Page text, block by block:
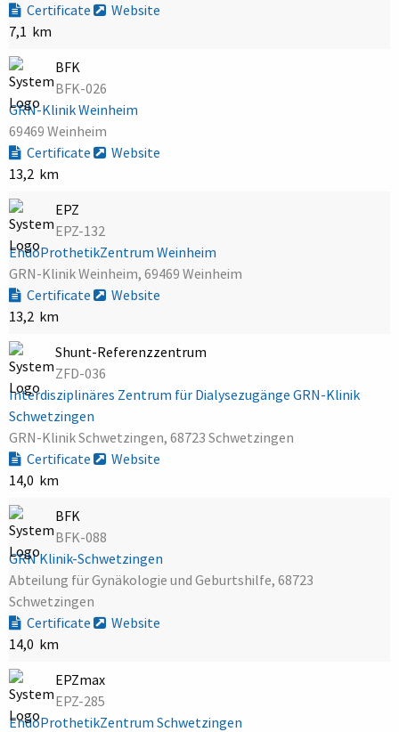
Certificate
Website
7,1 km
BFK
BFK-026
GRN-Klinik Weinheim
69469 Weinheim
Certificate
Website
13,2 km
EPZ
EPZ-132
EndoProthetikZentrum Weinheim
GRN-Klinik Weinheim, 69469 Weinheim
Certificate
Website
13,2 km
Shunt-Referenzzentrum
ZFD-036
Interdisziplinäres Zentrum für Dialysezugänge GRN-Klinik
Schwetzingen
GRN-Klinik Schwetzingen, 68723 Schwetzingen
Certificate
Website
14,0 km
BFK
BFK-088
GRN Klinik-Schwetzingen
Abteilung für Gynäkologie und Geburtshilfe, 68723
Schwetzingen
Certificate
Website
14,0 km
EPZmax
EPZ-285
EndoProthetikZentrum Schwetzingen